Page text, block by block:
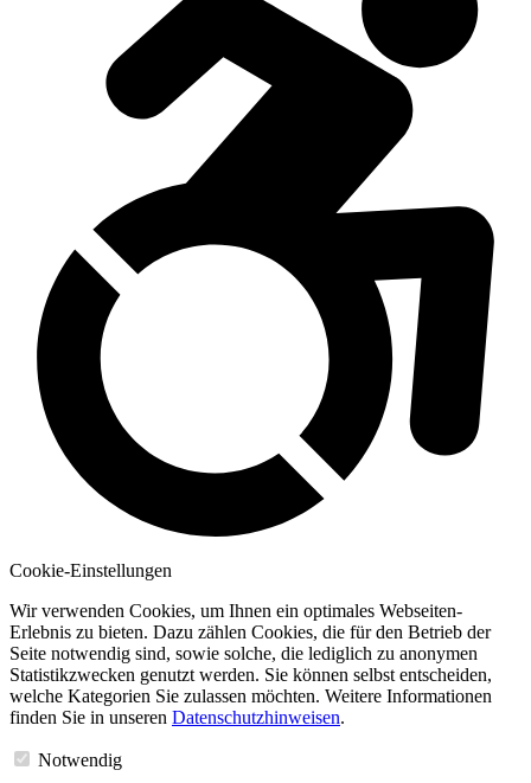
Cookie-Einstellungen
Wir verwenden Cookies, um Ihnen ein optimales Webseiten-
Erlebnis zu bieten. Dazu zählen Cookies, die für den Betrieb der
Seite notwendig sind, sowie solche, die lediglich zu anonymen
Statistikzwecken genutzt werden. Sie können selbst entscheiden,
welche Kategorien Sie zulassen möchten. Weitere Informationen
finden Sie in unseren Datenschutzhinweisen.
Notwendig